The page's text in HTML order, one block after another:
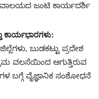
ಜಂಟಿ ಕಾರ್ಯದರ್ಶಿ
ಕಾರ್ಯಭಾರಗಳು:
ಬುಡಕಟ್ಟು ಪ್ರದೇಶ
ವಲಸೆಯಿಂದ ಆಗುತ್ತಿರುವ
ಬಗ್ಗೆ ವೈಜ್ಞಾನಿಕ ಸಂಶೋಧನೆ